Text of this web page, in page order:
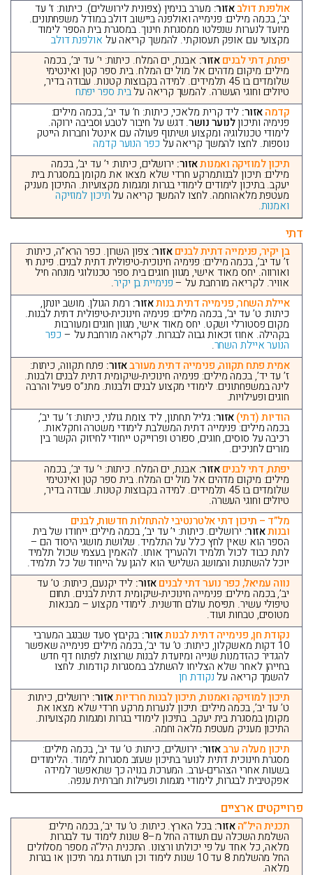
אולפנת דולבאזור: מערב בנימין (צפונית לירושלים). כיתות: ז’ עד
יב’, בכמה מילים: פנימייה ואולפנה ביישוב דולב במודל משפחתונים.
מיועד לנערות שנפלטו ממסגרות חינוך. במסגרת בית הספר לימוד
מקצועי עם אופק תעסוקתי. להמשך קריאה על אולפנת דולב
יפתח, דתי לבניםאזור: אבנת, ים המלח. כיתות: י’ עד יב’, בכמה
מילים: מיקום מדהים אל מול ים המלח. בית ספר קטן ואינטימי
שלומדים בו 45 תלמידים. למידה בקבוצות קטנות. עבודה בדיר,
טיולים וחוגי העשרה. להמשך קריאה עלבית ספר יפתח
קדמהאזור: ליד קרית מלאכי, כיתות: ח’ עד יב’, בכמה מילים:
פנימיה ותיכוןלנוער נושר. דגש על חיבור לטבע וסביבה ירוקה.
לימודי טכנולוגיה ומקצוע ושיתוף פעולה עם אינטל וחברות הייטק
נוספות. לחצו להמשך קריאה על כפר הנוער קדמה
תיכון למוזיקה ואמנותאזור: ירושלים, כיתות: י’ עד יב’, בכמה
מילים: תיכון לבנותמרקע חרדי שלא מצאו את מקומן במסגרת בית
יעקב. בתיכון לימודים לימודי בגרות ומגמות מקצועיות. התיכון מעניק
מעטפת מלאהוחמה. לחצו להמשך קריאה עלתיכון למוזיקה
ואמנות.
דתי
בן יקיר, פנימייה דתית לבניםאזור: צפון השרון. כפר הרא”ה, כיתות:
ז’ עד יב’, בכמה מילים: פנימיה חינוכית-טיפולית דתית לבנים. פינת חי
ואורווה. יחס מאוד אישי, מגוון חוגים בית ספר טכנולוגי מונחה חיל
אוויר. לקריאה מורחבת על –פנימיית בן יקיר.
איילת השחר, פנימייה דתית בנותאזור: רמת הגולן. מושב יונתן,
כיתות: ט’ עד יב’, בכמה מילים: פנימיה חינוכית-טיפולית דתית לבנות.
מקום פסטורלי ושקט. יחס מאוד אישי, מגוון חוגים ומעורבות
בקהילה. אחוז זכאות גבוה לבגרות. לקריאה מורחבת על – כפר
הנוער איילת השחר.
אמית פתח תקווה, פנימייה דתית מעורבאזור: פתח תקווה, כיתות:
ז’ עד יד’, בכמה מילים: פנימיה חינוכית-שיקומית דתית לבנים ולבנות.
לינה במשפחתונים. לימודי מקצוע לבנים ולבנות. מתנ”ס פעיל והרבה
חוגים ופעילויות.
הודיות (דתי)אזור: גליל תחתון, ליד צומת גולני, כיתות: ז’ עד יב’,
בכמה מילים: פנימייה דתית המשלבת לימודי משטרה וחקלאות.
רכיבה על סוסים, חוגים, ספורט ופרוייקט ייחודי לחיזוק הקשר בין
מורים לחניכים.
יפתח, דתי לבניםאזור: אבנת, ים המלח. כיתות: י’ עד יב’, בכמה
מילים: מיקום מדהים אל מול ים המלח. בית ספר קטן ואינטימי
שלומדים בו 45 תלמידים. למידה בקבוצות קטנות. עבודה בדיר,
טיולים וחוגי העשרה.
מל”ד – תיכון דתי אלטרנטיבי להתחלות חדשות, לבנים
ובנותאזור: ירושלים. כיתות: י’ עד יב’, בכמה מילים: ייחודו של בית
הספר הוא שאין לחץ כלל על התלמיד. שלושת מושגי היסוד הם –
לתת כבוד לכול תלמיד ולהעריך אותו. להאמין בעצמי שכול תלמיד
יוכל להשתנות והמושג השלישי הוא להגן על הייחוד של כל תלמיד.
נווה עמיאל, כפר נוער דתי לבניםאזור: ליד יקנעם, כיתות: ט’ עד
יב’, בכמה מילים: פנימייה חינוכית-שיקומית דתית לבנים. תחום
טיפולי עשיר. תפיסת עולם חדשנית. לימודי מקצוע – מבנאות
מטוסים, טבחות ועוד.
נקודת חן, פנימייה דתית לבנותאזור: בקיבוץ סעד שבנגב המערבי
10 דקות מאשקלון, כיתות: ט’ עד יב’, בכמה מילים: פנימייה שאפשר
להגדיר כהזדמנות שנייה ומיועדת לבנות שרוצות לפתוח דף חדש
בחייהן לאחר שלא הצליחו להשתלב במסגרות קודמות. לחצו
להשמך קריאה עלנקודת חן
תיכון למוזיקה ואמנות, תיכון לבנות חרדיותאזור: ירושלים, כיתות:
ט’ עד יב’, בכמה מילים: תיכון לנערות מרקע חרדי שלא מצאו את
מקומן במסגרת בית יעקב. בתיכון לימודי בגרות ומגמות מקצועיות.
התיכון מעניק מעטפת מלאה וחמה.
תיכון מעלה ערבאזור: ירושלים, כיתות: ט’ עד יב’, בכמה מילים:
מסגרת חינוכית דתית לנוער בתיכון שעזב מסגרות לימוד. הלימודים
בשעות אחרי הצהרים-ערב. המערכת בנויה כך שתאפשר למידה
אפקטיבית לבגרות, לימודי מגמות ופעילות חברתית ענפה.
פרוייקטים ארציים
תכנית היל”האזור: בכל הארץ. כיתות: ט’ עד יב’, בכמה מילים:
השלמת השכלה עם תעודה החל מ–8 שנות לימוד עד לבגרות
מלאה, כל אחד על פי יכולתו ורצונו. התכנית היל”ה מספר מסלולים
החל מהשלמת 8 עד 10 שנות לימוד וכן תעודת גמר תיכון או בגרות
מלאה.